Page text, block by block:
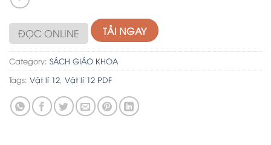
ĐỌC ONLINE TẢI NGAY
Category: SÁCH GIÁO KHOA
Tags: Vật lí 12, Vật lí 12 PDF